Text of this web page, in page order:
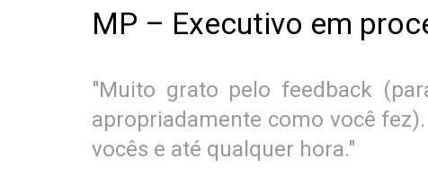
MP – Executivo em
"Muito grato pelo feedback
apropriadamente como você
vocês e até qualquer hora."